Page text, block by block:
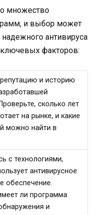
множество
и выбор может
антивируса
факторов:
и историю
сколько лет
на рынке, и какие
можно найти в
с технологиями,
антивирусное
обеспечение.
ли программа
и